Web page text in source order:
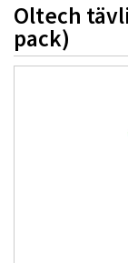
Oltech
pack)